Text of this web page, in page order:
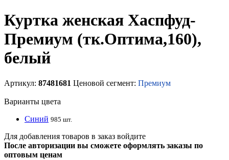
Куртка женская Хаспфуд-
Премиум (тк.Оптима,160),
белый
Артикул: 87481681 Ценовой сегмент: Премиум
Варианты цвета
Синий 985 шт.
Для добавления товаров в заказ войдите
После авторизации вы сможете оформлять заказы по
оптовым ценам